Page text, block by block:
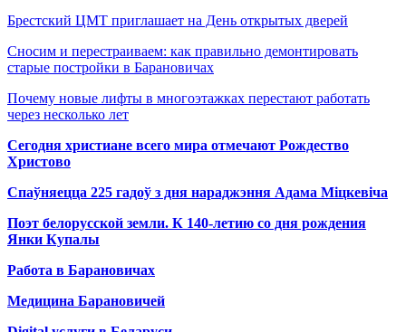
Брестский ЦМТ приглашает на День открытых дверей
Сносим и перестраиваем: как правильно демонтировать
старые постройки в Барановичах
Почему новые лифты в многоэтажках перестают работать
через несколько лет
Сегодня христиане всего мира отмечают Рождество
Христово
Спаўняецца 225 гадоў з дня нараджэння Адама Міцкевіча
Поэт белорусской земли. К 140-летию со дня рождения
Янки Купалы
Работа в Барановичах
Медицина Барановичей